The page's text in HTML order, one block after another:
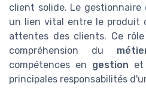
client solide. Le
un lien vital entre le produit
attentes des clients. Ce
compréhension du
compétences en gestion et
principales responsabilités